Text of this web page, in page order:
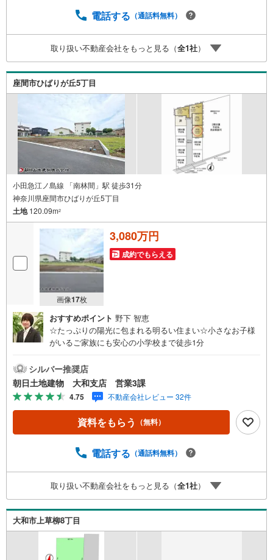
電話する （通話料無料）
取り扱い不動産会社をもっと見る（全1社）
座間市ひばりが丘5丁目
小田急江ノ島線 「南林間」駅 徒歩31分
神奈川県座間市ひばりが丘5丁目
土地120.09m2
画像17枚
3,080万円
成約でもらえる
おすすめポイント 野下 智恵
☆たっぷりの陽光に包まれる明るい住まい☆小さなお子様
がいるご家族にも安心の小学校まで徒歩1分
シルバー推奨店
朝日土地建物 大和支店 営業3課
4.75 不動産会社レビュー 32件
資料をもらう （無料）
電話する （通話料無料）
取り扱い不動産会社をもっと見る（全1社）
大和市上草柳8丁目